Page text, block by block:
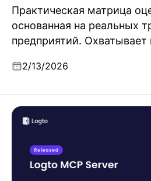
Практическая матрица
основанная на реальных
предприятий. Охватывает
AI-готовность и критерии,
2/13/2026
Аутентификация
запросом: представляем